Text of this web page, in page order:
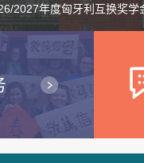
年度匈牙利互换奖学金（学位生